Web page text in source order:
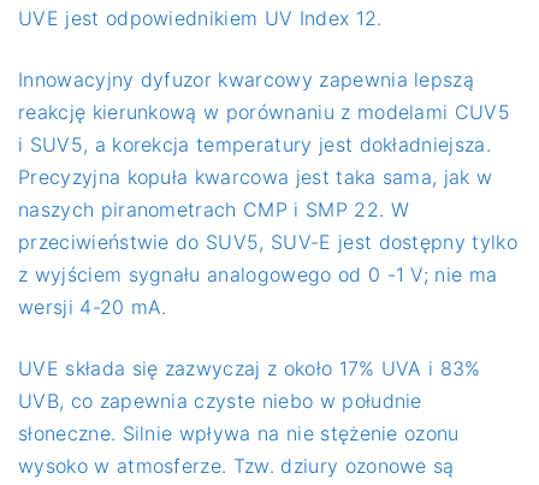
UVE jest odpowiednikiem UV Index 12.
Innowacyjny dyfuzor kwarcowy zapewnia lepszą
reakcję kierunkową w porównaniu z modelami CUV5
i SUV5, a korekcja temperatury jest dokładniejsza.
Precyzyjna kopuła kwarcowa jest taka sama, jak w
naszych piranometrach CMP i SMP 22. W
przeciwieństwie do SUV5, SUV-E jest dostępny tylko
z wyjściem sygnału analogowego od 0 -1 V; nie ma
wersji 4-20 mA.
UVE składa się zazwyczaj z około 17% UVA i 83%
UVB, co zapewnia czyste niebo w południe
słoneczne. Silnie wpływa na nie stężenie ozonu
wysoko w atmosferze. Tzw. dziury ozonowe są